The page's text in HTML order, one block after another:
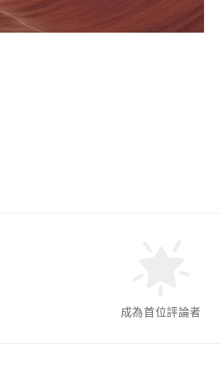
成為首位評論者